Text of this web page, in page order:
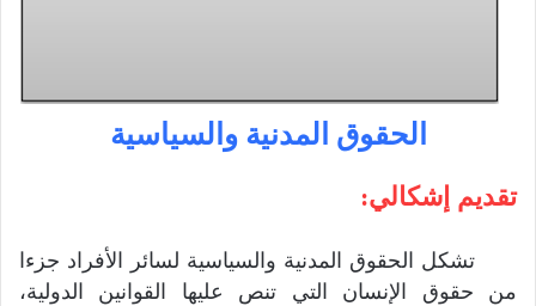
الحقوق المدنية والسياسية
تقديم إشكالي:
تشكل الحقوق المدنية والسياسية لسائر الأفراد جزءا
من حقوق الإنسان التي تنص عليها القوانين الدولية،